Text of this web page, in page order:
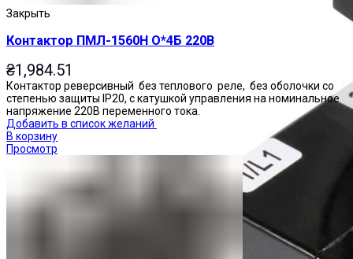
Закрыть
Контактор ПМЛ-1560Н О*4Б 220В
₴1,984.51
Контактор реверсивный без теплового реле, без оболочки со
степенью защиты IP20, с катушкой управления на номинальное
напряжение 220В переменного тока.
Добавить в список желаний
В корзину
Просмотр